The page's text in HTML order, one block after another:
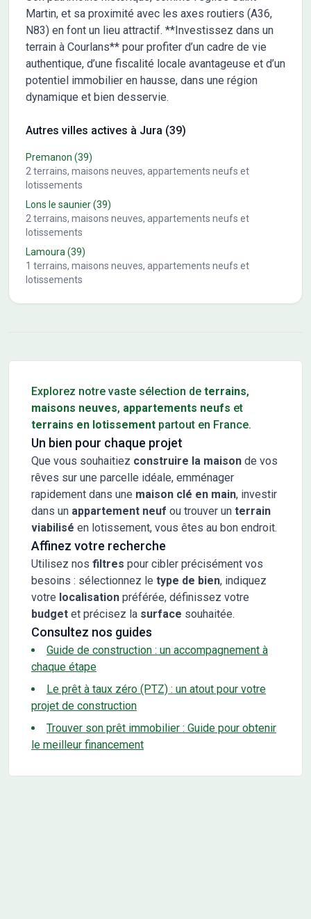
Martin, et sa proximité avec les axes routiers (A36,
N83) en font un lieu attractif. **Investissez dans un
terrain à Courlans** pour profiter d’un cadre de vie
authentique, d’une fiscalité locale avantageuse et d’un
potentiel immobilier en hausse, dans une région
dynamique et bien desservie.
Autres villes actives à Jura (39)
Premanon (39)
2 terrains, maisons neuves, appartements neufs et
lotissements
Lons le saunier(39)
2 terrains, maisons neuves, appartements neufs et
lotissements
Lamoura (39)
1 terrains, maisons neuves, appartements neufs et
lotissements
Explorez notre vaste sélection de terrains,
maisons neuves, appartements neufs et
terrains en lotissement partout en France.
Un bien pour chaque projet
Que vous souhaitiez construire la maison de vos
rêves sur une parcelle idéale, emménager
rapidement dans une maison clé en main, investir
dans un appartement neuf ou trouver un terrain
viabilisé en lotissement, vous êtes au bon endroit.
Affinez votre recherche
Utilisez nos filtres pour cibler précisément vos
besoins : sélectionnez le type de bien, indiquez
votre localisation préférée, définissez votre
budget et précisez la surface souhaitée.
Consultez nos guides
Guide de construction : un accompagnement à
chaque étape
Le prêt à taux zéro (PTZ) : un atout pour votre
projet de construction
Trouver son prêt immobilier : Guide pour obtenir
le meilleur financement